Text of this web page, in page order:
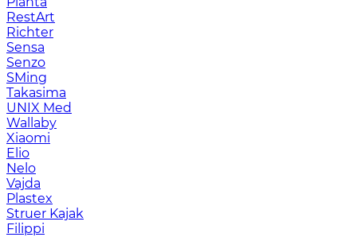
RestArt
Richter
Sensa
Senzo
SMing
Takasima
UNIX Med
Wallaby
Xiaomi
Elio
Nelo
Vajda
Plastex
Struer Kajak
Filippi